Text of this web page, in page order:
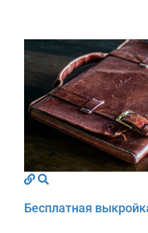
Бесплатная